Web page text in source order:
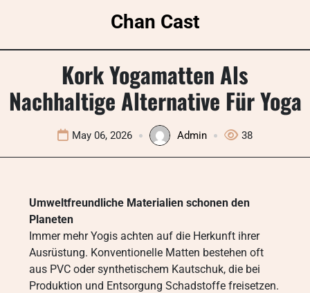
Chan Cast
Kork Yogamatten Als
Nachhaltige Alternative Für Yoga
May 06, 2026 Admin 38
Umweltfreundliche Materialien schonen den
Planeten
Immer mehr Yogis achten auf die Herkunft ihrer
Ausrüstung. Konventionelle Matten bestehen oft
aus PVC oder synthetischem Kautschuk, die bei
Produktion und Entsorgung Schadstoffe freisetzen.